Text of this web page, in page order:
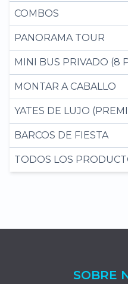
COMBOS
PANORAMA TOUR
MINI BUS PRIVADO (8
MONTAR A CABALLO
YATES DE LUJO
BARCOS DE FIESTA
TODOS LOS
SOBRE